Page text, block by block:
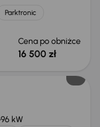
Parktronic
Cena po obniżce
16 500 zł
96 kW